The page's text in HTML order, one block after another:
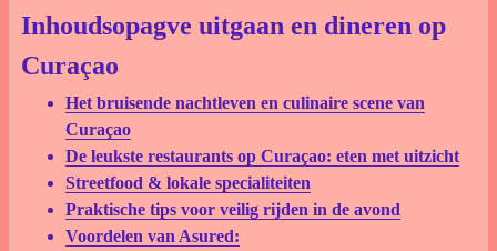
Inhoudsopagve uitgaan en dineren op
Curaçao
Het bruisende nachtleven en culinaire scene van
Curaçao
De leukste restaurants op Curaçao: eten met uitzicht
Streetfood & lokale specialiteiten
Praktische tips voor veilig rijden in de avond
Voordelen van Asured: